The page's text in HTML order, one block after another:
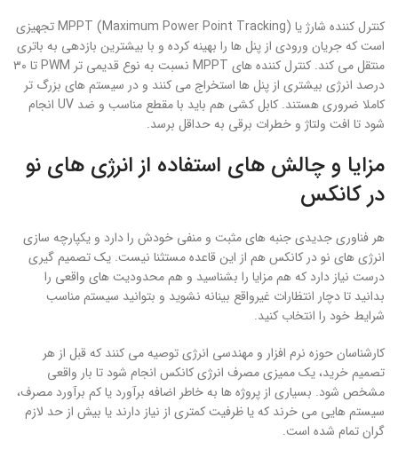
کنترل کننده شارژ یا MPPT (Maximum Power Point Tracking) تجهیزی
است که جریان ورودی از پنل ها را بهینه کرده و با بیشترین بازدهی به باتری
منتقل می کند. کنترل کننده های MPPT نسبت به نوع قدیمی تر PWM تا ۳۰
درصد انرژی بیشتری از پنل ها استخراج می کنند و در سیستم های بزرگ تر
کاملا ضروری هستند. کابل کشی هم باید با مقطع مناسب و ضد UV انجام
شود تا افت ولتاژ و خطرات برقی به حداقل برسد.
مزایا و چالش های استفاده از انرژی های نو
در کانکس
هر فناوری جدیدی جنبه های مثبت و منفی خودش را دارد و یکپارچه سازی
انرژی های نو در کانکس هم از این قاعده مستثنا نیست. یک تصمیم گیری
درست نیاز دارد که هم مزایا را بشناسید و هم محدودیت های واقعی را
بدانید تا دچار انتظارات غیرواقع بینانه نشوید و بتوانید سیستم مناسب
شرایط خود را انتخاب کنید.
کارشناسان حوزه نرم افزار و مهندسی انرژی توصیه می کنند که قبل از هر
تصمیم خرید، یک ممیزی مصرف انرژی کانکس انجام شود تا بار واقعی
مشخص شود. بسیاری از پروژه ها به خاطر اضافه برآورد یا کم برآورد مصرف،
سیستم هایی می خرند که یا ظرفیت کمتری از نیاز دارند یا بیش از حد لازم
گران تمام شده است.